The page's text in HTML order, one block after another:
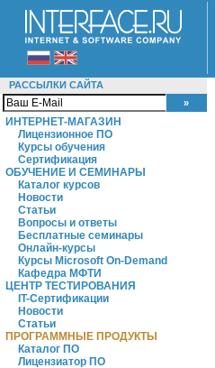
РАССЫЛКИ САЙТА
ИНТЕРНЕТ-МАГАЗИН
Лицензионное ПО
Курсы обучения
Сертификация
ОБУЧЕНИЕ И СЕМИНАРЫ
Каталог курсов
Новости
Статьи
Вопросы и ответы
Бесплатные семинары
Онлайн-курсы
Курсы Microsoft On-Demand
Кафедра МФТИ
ЦЕНТР ТЕСТИРОВАНИЯ
IT-Сертификации
Новости
Статьи
ПРОГРАММНЫЕ ПРОДУКТЫ
Каталог ПО
Лицензиатор ПО